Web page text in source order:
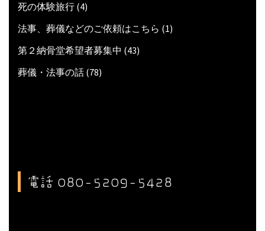
死の体験旅行 (4)
法事、葬儀などのご依頼はこちら (1)
第２納骨堂希望者募集中 (43)
葬儀・法事の話 (78)
電話 080-5209-5428